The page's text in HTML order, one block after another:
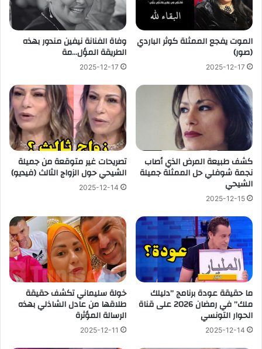
الموت يفجع الممثلة كوثر الباردي
(صور)
2025-12-17
وفاة الفنانة نيفين مندور بهذه
الطريقة المؤل…مة
2025-12-17
كشف طبيعة المرض الذي أصاب
نجمة شوفلي حل الممثلة جميلة
الشيحي
2025-12-15
تصريحات غير متوقعة من جميلة
الشيحي حول الزواج الثالث (فيديو)
2025-12-14
ما حقيقة عودة برنامج ”دليلك
ملك” في رمضان 2026 على قناة
الحوار التونسي
2025-12-14
خولة سليماني تكشف حقيقة
طلاقها من عادل الشاذلي بهذه
الرسالة المؤثرة
2025-12-11